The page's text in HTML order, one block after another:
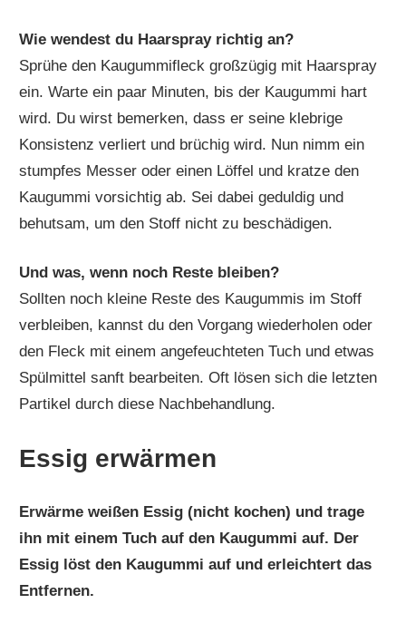
Wie wendest du Haarspray richtig an?
Sprühe den Kaugummifleck großzügig mit Haarspray
ein. Warte ein paar Minuten, bis der Kaugummi hart
wird. Du wirst bemerken, dass er seine klebrige
Konsistenz verliert und brüchig wird. Nun nimm ein
stumpfes Messer oder einen Löffel und kratze den
Kaugummi vorsichtig ab. Sei dabei geduldig und
behutsam, um den Stoff nicht zu beschädigen.
Und was, wenn noch Reste bleiben?
Sollten noch kleine Reste des Kaugummis im Stoff
verbleiben, kannst du den Vorgang wiederholen oder
den Fleck mit einem angefeuchteten Tuch und etwas
Spülmittel sanft bearbeiten. Oft lösen sich die letzten
Partikel durch diese Nachbehandlung.
Essig erwärmen
Erwärme weißen Essig (nicht kochen) und trage
ihn mit einem Tuch auf den Kaugummi auf. Der
Essig löst den Kaugummi auf und erleichtert das
Entfernen.